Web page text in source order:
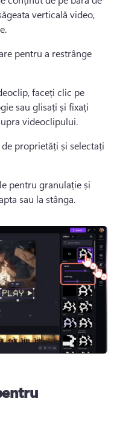
verticală video,
pentru a restrânge
faceți clic pe
sau glisați și fixați
videoclipului.
proprietăți și selectați
pentru granulație și
sau la stânga.